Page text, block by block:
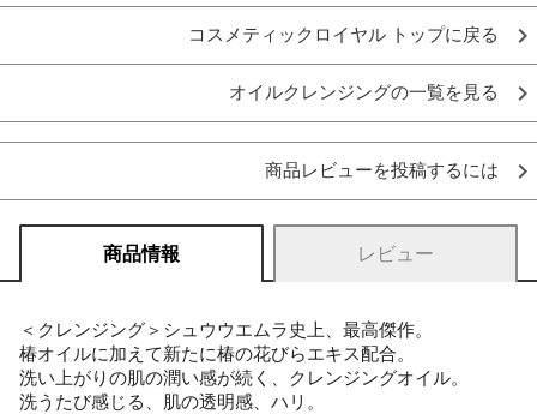
コスメティックロイヤル トップに戻る
オイルクレンジングの一覧を見る
商品レビューを投稿するには
商品情報 レビュー
＜クレンジング＞シュウウエムラ史上、最高傑作。
椿オイルに加えて新たに椿の花びらエキス配合。
洗い上がりの肌の潤い感が続く、クレンジングオイル。
洗うたび感じる、肌の透明感、ハリ。